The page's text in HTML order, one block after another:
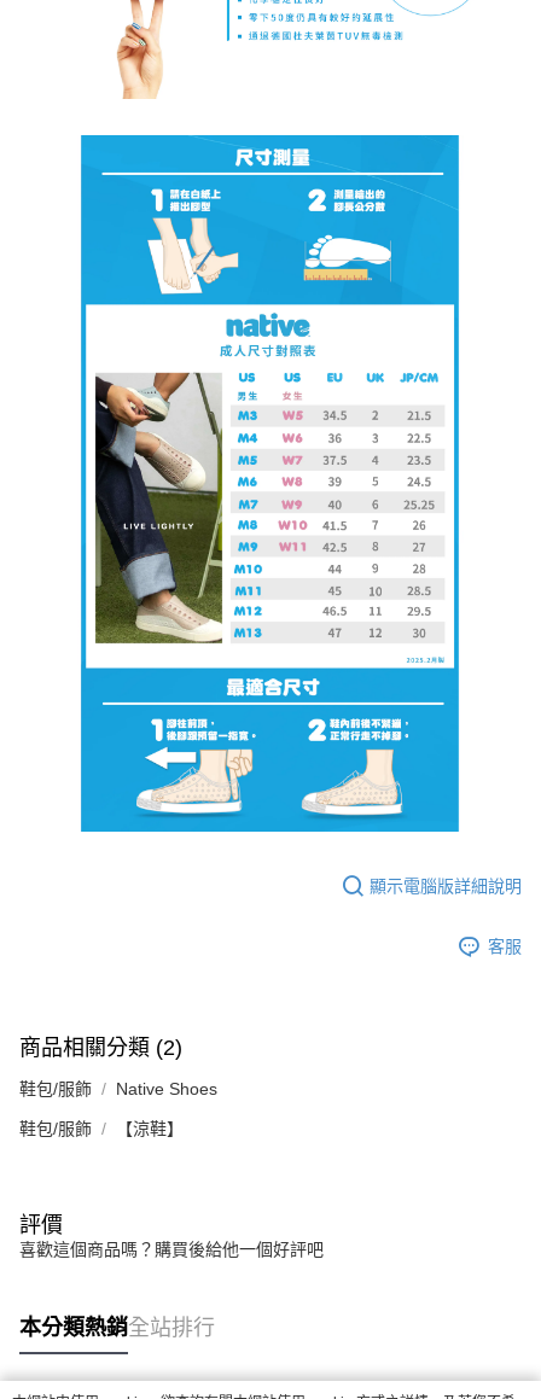
顯示電腦版詳細說明
客服
商品相關分類 (2)
鞋包/服飾 Native Shoes
鞋包/服飾 【涼鞋】
評價
喜歡這個商品嗎？購買後給他一個好評吧
本分類熱銷全站排行